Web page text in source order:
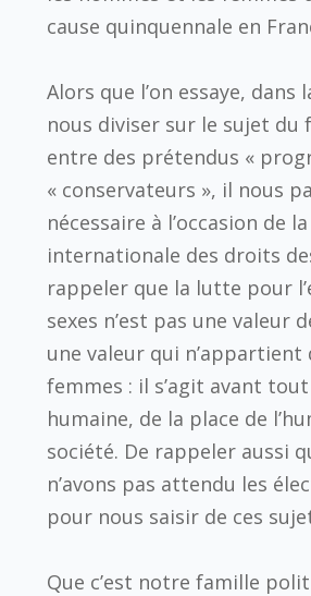
cause quinquennale en
Alors que l’on essaye, dans
nous diviser sur le sujet du
entre des prétendus «
« conservateurs », il nous
nécessaire à l’occasion de
internationale des droits
rappeler que la lutte pour
sexes n’est pas une valeur
une valeur qui n’appartient
femmes : il s’agit avant
humaine, de la place de
société. De rappeler aussi
n’avons pas attendu les
pour nous saisir de ces
Que c’est notre famille